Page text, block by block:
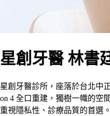
星創牙醫 林書
星創牙醫診所，座落於台北中
on 4 全口重建，獨樹一幟的空
重視隱私性、診療品質的首選。